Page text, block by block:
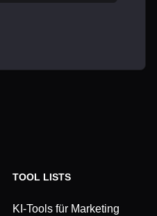
TOOL LISTS
KI-Tools für Marketing